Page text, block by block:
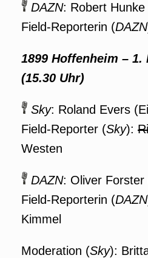
DAZN: Robert
Field-Reporterin (DAZN
1899 Hoffenheim – 1.
(15.30 Uhr)
Sky: Roland Evers
Field-Reporter (Sky):
Westen
DAZN: Oliver Forster
Field-Reporterin (DAZN
Kimmel
Moderation (Sky):